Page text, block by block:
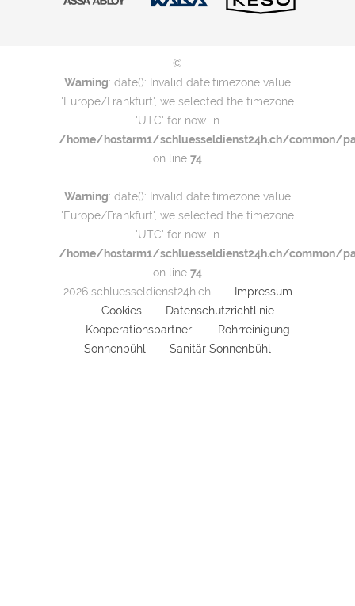
©
Warning: date(): Invalid date.timezone value
'Europe/Frankfurt', we selected the timezone
'UTC' for now. in
/home/hostarm1/schluesseldienst24h.ch/common/
on line 74
Warning: date(): Invalid date.timezone value
'Europe/Frankfurt', we selected the timezone
'UTC' for now. in
/home/hostarm1/schluesseldienst24h.ch/common/
on line 74
2026 schluesseldienst24h.ch
Impressum
Cookies
Datenschutzrichtlinie
Kooperationspartner:
Rohrreinigung
Sonnenbühl
Sanitär Sonnenbühl